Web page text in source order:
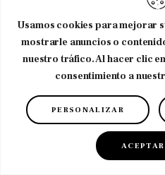
Usamos cookies para mejorar
mostrarle anuncios o
nuestro tráfico. Al hacer clic
consentimiento a
PERSONALIZAR
NEWSLETTER
Suscribirme
Copyright © 2026. CODNIB.
Nutricionistas de Illes Balears